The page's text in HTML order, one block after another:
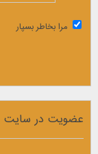
مرا بخاطر بسپار
عضویت در سایت